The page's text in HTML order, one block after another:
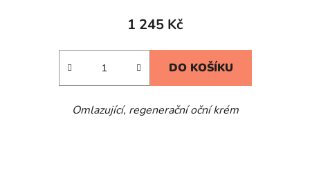
1 245 Kč
DO KOŠÍKU
Omlazující, regenerační oční krém